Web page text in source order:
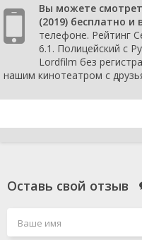
Вы можете
(2019) бесплатно и
телефоне. Рейтинг
6.1. Полицейский с
Lordfilm без
нашим кинотеатром с
Оставь свой отзыв